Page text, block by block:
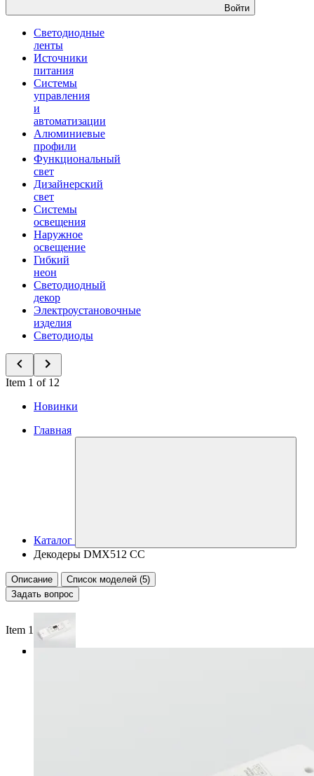
Войти
Светодиодные
ленты
Источники
питания
Системы
управления
и
автоматизации
Алюминиевые
профили
Функциональный
свет
Дизайнерский
свет
Системы
освещения
Наружное
освещение
Гибкий
неон
Светодиодный
декор
Электроустановочные
изделия
Светодиоды
Item 1 of 12
Новинки
Главная
Каталог
Декодеры DMX512 CC
Описание
Список моделей (5)
Задать вопрос
Item 1 of 3